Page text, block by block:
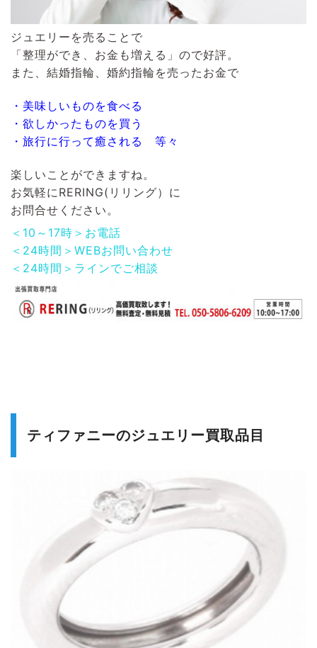
ジュエリーを売ることで
「整理ができ、お金も増える」ので好評。
また、結婚指輪、婚約指輪を売ったお金で
・美味しいものを食べる
・欲しかったものを買う
・旅行に行って癒される 等々
楽しいことができますね。
お気軽にRERING(リリング） に
お問合せください。
＜10～17時＞お電話
＜24時間＞WEBお問い合わせ
＜24時間＞ラインでご相談
ティファニーのジュエリー買取品目